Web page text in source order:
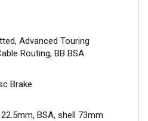
Advanced Touring
Routing, BB BSA
Brake
BSA, shell 73mm